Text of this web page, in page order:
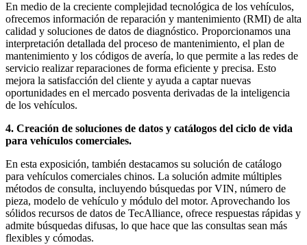
En medio de la creciente complejidad tecnológica de los vehículos,
ofrecemos información de reparación y mantenimiento (RMI) de alta
calidad y soluciones de datos de diagnóstico. Proporcionamos una
interpretación detallada del proceso de mantenimiento, el plan de
mantenimiento y los códigos de avería, lo que permite a las redes de
servicio realizar reparaciones de forma eficiente y precisa. Esto
mejora la satisfacción del cliente y ayuda a captar nuevas
oportunidades en el mercado posventa derivadas de la inteligencia
de los vehículos.
4. Creación de soluciones de datos y catálogos del ciclo de vida
para vehículos comerciales.
En esta exposición, también destacamos su solución de catálogo
para vehículos comerciales chinos. La solución admite múltiples
métodos de consulta, incluyendo búsquedas por VIN, número de
pieza, modelo de vehículo y módulo del motor. Aprovechando los
sólidos recursos de datos de TecAlliance, ofrece respuestas rápidas y
admite búsquedas difusas, lo que hace que las consultas sean más
flexibles y cómodas.